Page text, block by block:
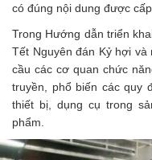
có đúng nội dung được
Trong Hướng dẫn triển
Tết Nguyên đán Kỷ hợi và
cầu các cơ quan chức
truyền, phổ biến các quy
thiết bị, dụng cụ trong
phẩm.